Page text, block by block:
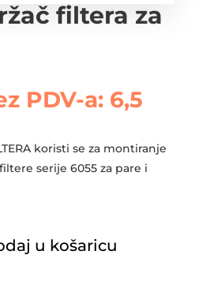
filtera za
PDV-a: 6,5
koristi se za montiranje
serije 6055 za pare i
u košaricu